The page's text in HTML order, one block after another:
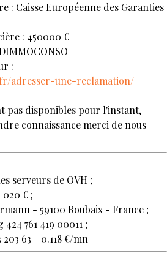
: Caisse Européenne des Garanties
: 450000 €
:
adresser-une-reclamation/
pas disponibles pour l'instant,
connaissance merci de nous
serveurs de OVH ;
020 € ;
- 59100 Roubaix - France ;
761 419 00011 ;
63 - 0.118 €/mn